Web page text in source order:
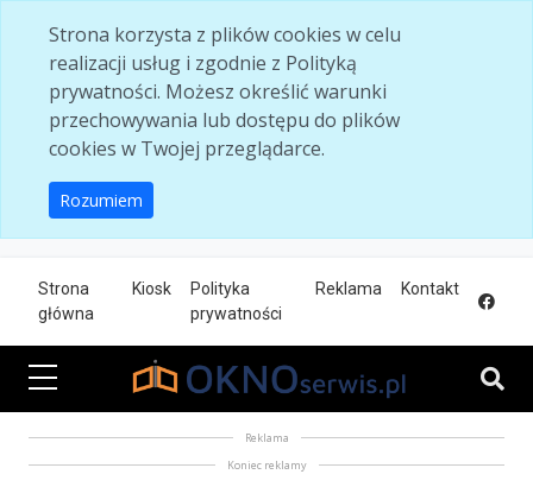
Strona korzysta z plików cookies w celu
realizacji usług i zgodnie z Polityką
prywatności. Możesz określić warunki
przechowywania lub dostępu do plików
cookies w Twojej przeglądarce.
Rozumiem
Strona
główna
Kiosk
Polityka
prywatności
Reklama Kontakt
Reklama
Koniec reklamy